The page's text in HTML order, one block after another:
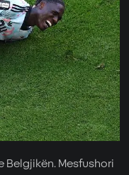
Belgjikën. Mesfushori